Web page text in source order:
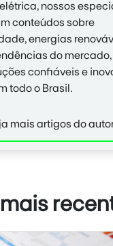
nossos
conteúdos sobre
energias
do mercado,
confiáveis e
todo o Brasil.
mais artigos do